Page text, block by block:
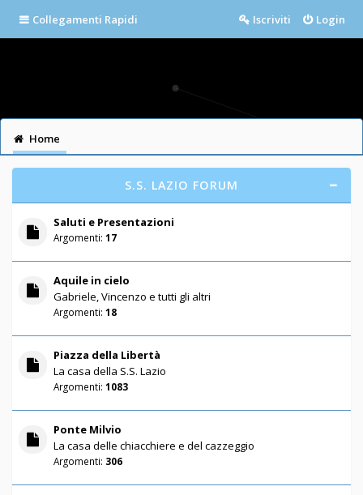
Collegamenti Rapidi Login
Iscriviti
Home
S.S. LAZIO FORUM
Saluti e Presentazioni
Argomenti: 17
Aquile in cielo
Gabriele, Vincenzo e tutti gli altri
Argomenti: 18
Piazza della Libertà
La casa della S.S. Lazio
Argomenti: 1083
Ponte Milvio
La casa delle chiacchiere e del cazzeggio
Argomenti: 306